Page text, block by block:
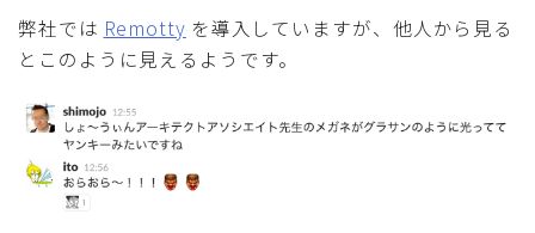
弊社では Remotty を導入していますが、他人から見る
とこのように見えるようです。